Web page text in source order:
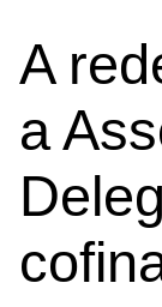
A
a